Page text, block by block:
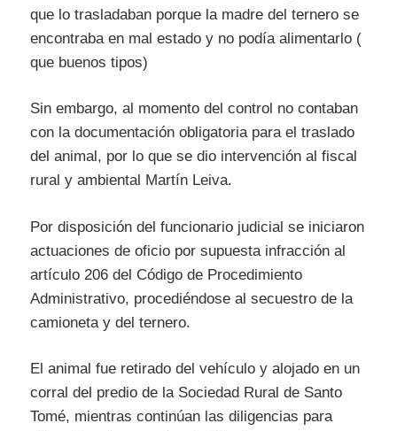
que lo trasladaban porque la madre del ternero se
encontraba en mal estado y no podía alimentarlo (
que buenos tipos)
Sin embargo, al momento del control no contaban
con la documentación obligatoria para el traslado
del animal, por lo que se dio intervención al fiscal
rural y ambiental Martín Leiva.
Por disposición del funcionario judicial se iniciaron
actuaciones de oficio por supuesta infracción al
artículo 206 del Código de Procedimiento
Administrativo, procediéndose al secuestro de la
camioneta y del ternero.
El animal fue retirado del vehículo y alojado en un
corral del predio de la Sociedad Rural de Santo
Tomé, mientras continúan las diligencias para